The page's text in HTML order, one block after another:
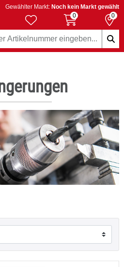
Gewählter Markt: Noch kein Markt gewählt
0
0